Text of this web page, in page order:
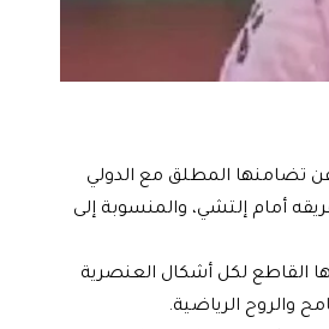
الجامعة الملكية المغربية لكرة القدم، مساء اليوم الأحد 1 مارس 2026 عن تضامنها المطلق مع الدولي
أمام إلتشي، والمنسوبة إلى
القاطع لكل أشكال العنصرية
والروح الرياضية.